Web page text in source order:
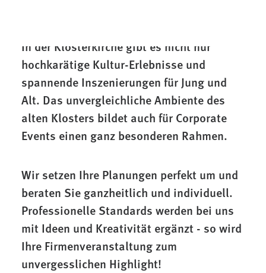
In der Klosterkirche gibt es nicht nur
hochkarätige Kultur-Erlebnisse und
spannende Inszenierungen für Jung und
Alt. Das unvergleichliche Ambiente des
alten Klosters bildet auch für Corporate
Events einen ganz besonderen Rahmen.
Wir setzen Ihre Planungen perfekt um und
beraten Sie ganzheitlich und individuell.
Professionelle Standards werden bei uns
mit Ideen und Kreativität ergänzt - so wird
Ihre Firmenveranstaltung zum
unvergesslichen Highlight!